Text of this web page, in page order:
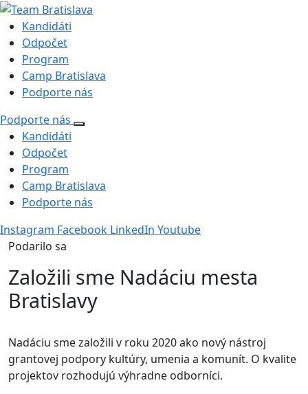
Kandidáti
Odpočet
Program
Camp Bratislava
Podporte nás
Podporte nás
Kandidáti
Odpočet
Program
Camp Bratislava
Podporte nás
Instagram Facebook LinkedIn Youtube
Podarilo sa
Založili sme Nadáciu mesta
Bratislavy
Nadáciu sme založili v roku 2020 ako nový nástroj
grantovej podpory kultúry, umenia a komunít. O kvalite
projektov rozhodujú výhradne odborníci.